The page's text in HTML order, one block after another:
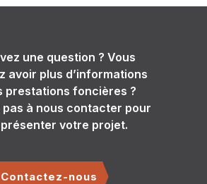
une question ? Vous
avoir plus d’informations
prestations foncières ?
pas à nous contacter pour
votre projet.
Contactez-nous